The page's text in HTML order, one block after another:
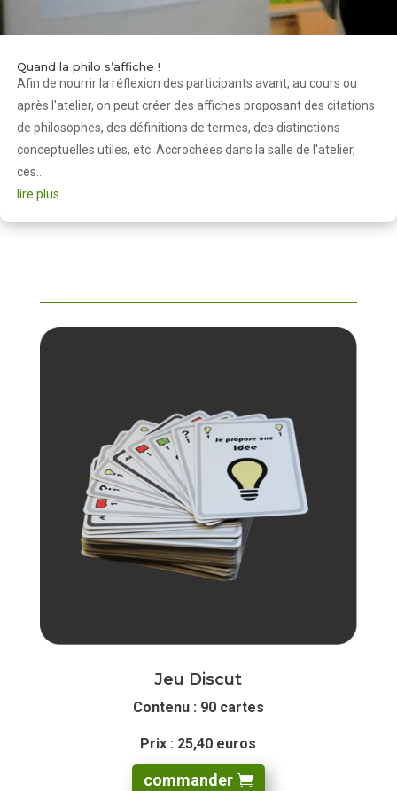
Quand la philo s’affiche !
Afin de nourrir la réflexion des participants avant, au cours ou
après l'atelier, on peut créer des affiches proposant des citations
de philosophes, des définitions de termes, des distinctions
conceptuelles utiles, etc. Accrochées dans la salle de l'atelier,
ces...
lire plus
Jeu Discut
Contenu : 90 cartes
Prix : 25,40 euros
commander